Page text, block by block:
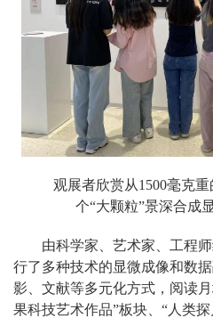
观展者欣赏从1500毫克
个“大颗粒”景深合成
由科学家、艺术家、工程
行了多种技术的显微成像和数
影、文献等多元化方式，阅读
果科技艺术作品”板块、“人类